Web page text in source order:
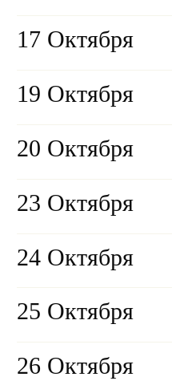
17 Октября
19 Октября
20 Октября
23 Октября
24 Октября
25 Октября
26 Октября